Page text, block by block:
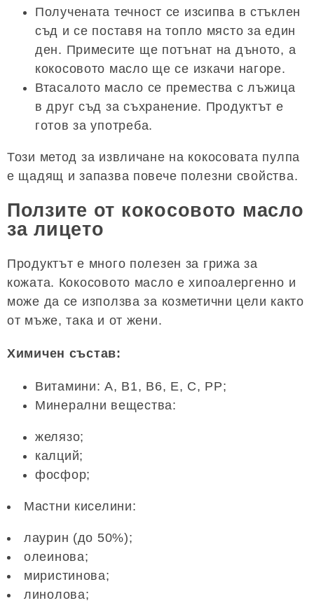
Получената течност се изсипва в стъклен
съд и се поставя на топло място за един
ден. Примесите ще потънат на дъното, а
кокосовото масло ще се изкачи нагоре.
Втасалото масло се премества с лъжица
в друг съд за съхранение. Продуктът е
готов за употреба.
Този метод за извличане на кокосовата пулпа
е щадящ и запазва повече полезни свойства.
Ползите от кокосовото масло
за лицето
Продуктът е много полезен за грижа за
кожата. Кокосовото масло е хипоалергенно и
може да се използва за козметични цели както
от мъже, така и от жени.
Химичен състав:
Витамини: А, В1, В6, Е, С, РР;
Минерални вещества:
желязо;
калций;
фосфор;
Мастни киселини:
лаурин (до 50%);
олеинова;
миристинова;
линолова;